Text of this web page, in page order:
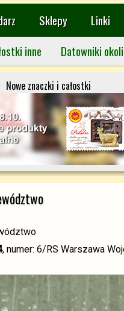
Sklepy Linki
inne Datowniki
Nowe znaczki i całostki
, numer: 6/RS Warszawa